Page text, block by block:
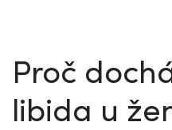
Proč
libida u